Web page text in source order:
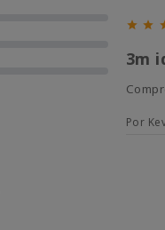
 
3m
Por